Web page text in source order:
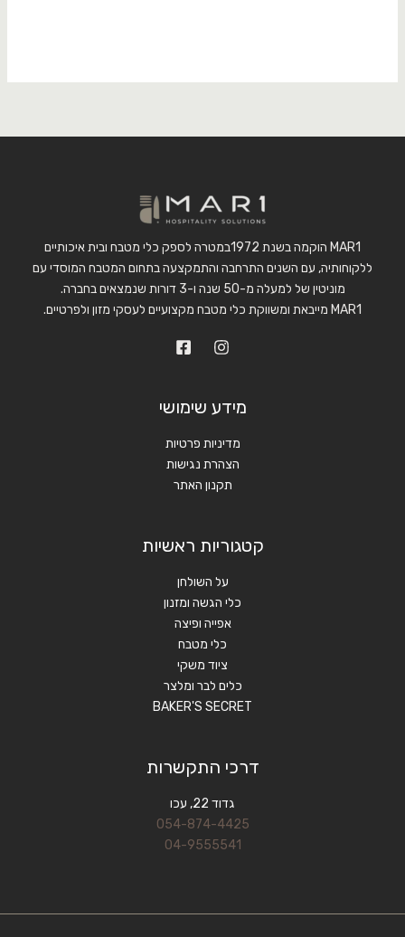
MAR1 הוקמה בשנת 1972במטרה לספק כלי מטבח ובית איכותיים
ללקוחותיה, עם השנים התרחבה והתמקצעה בתחום המטבח המוסדי עם
מוניטין של למעלה מ-50 שנה ו-3 דורות שנמצאים בחברה.
MAR1 מייבאת ומשווקת כלי מטבח מקצועיים לעסקי מזון ולפרטיים.
מידע שימושי
מדיניות פרטיות
הצהרת נגישות
תקנון האתר
קטגוריות ראשיות
על השולחן
כלי הגשה ומזנון
אפייה ופיצה
כלי מטבח
ציוד משקי
כלים לבר ומלצר
BAKER'S SECRET
דרכי התקשרות
גדוד 22, עכו
054-874-4425
04-9555541